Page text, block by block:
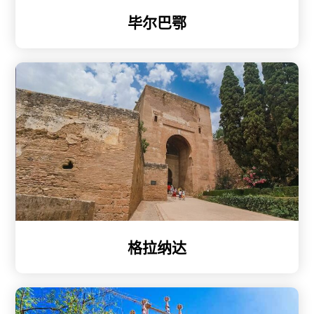
毕尔巴鄂
格拉纳达